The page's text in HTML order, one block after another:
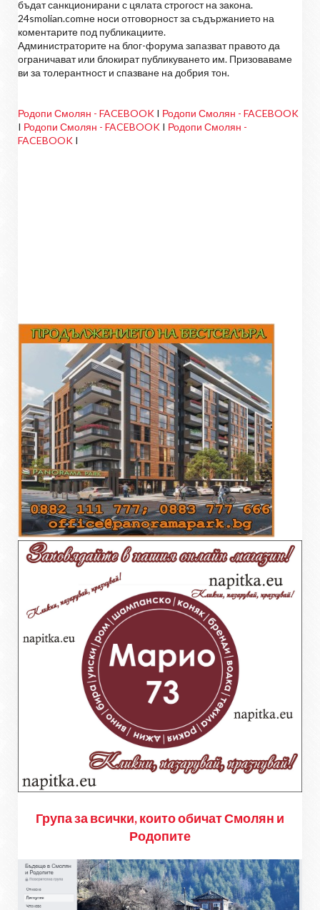
бъдат санкционирани с цялата строгост на закона.
24smolian.comне носи отговорност за съдържанието на
коментарите под публикациите.
Администраторите на блог-форума запазват правото да
ограничават или блокират публикуването им. Призоваваме
ви за толерантност и спазване на добрия тон.
Родопи Смолян - FACEBOOK I Родопи Смолян - FACEBOOK
I Родопи Смолян - FACEBOOK I Родопи Смолян -
FACEBOOK I
Група за всички, които обичат Смолян и
Родопите